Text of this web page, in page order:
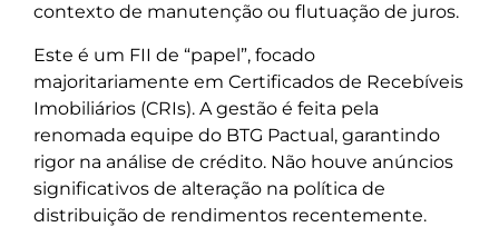
contexto de manutenção ou flutuação de juros.
Este é um FII de “papel”, focado
majoritariamente em Certificados de Recebíveis
Imobiliários (CRIs). A gestão é feita pela
renomada equipe do BTG Pactual, garantindo
rigor na análise de crédito. Não houve anúncios
significativos de alteração na política de
distribuição de rendimentos recentemente.